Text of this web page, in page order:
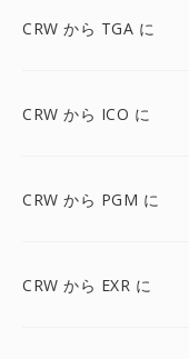
CRW から TGA に
CRW から ICO に
CRW から PGM に
CRW から EXR に